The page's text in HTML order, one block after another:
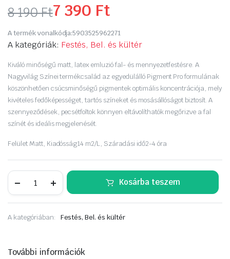
8 190Ft
Original
price
was:
8
190 Ft.
7 390 Ft
Current
price
is:
7
390 Ft.
A termék vonalkódja:5903525962271
A kategóriák: Festés, Bel. és kültér
Kiváló minőségű matt, latex emluzió fal- és mennyezetfestésre. A
Nagyvilág Színei termékcsalád az egyedülálló Pigment Pro formulának
köszönhetően csúcsminőségű pigmentek optimális koncentrációja, mely
kivételes fedőképességet, tartós színeket és mosásállóságot biztosít. A
szennyeződések, pecsétfoltok könnyen eltávolíthatók megőrizve a fal
színét és ideális megjelenését.
Felület Matt, Kiadósság14 m2/L, Száradási idő2-4 óra
színei
Libbenő
Kosárba teszem
A kategóriában: Festés, Bel. és kültér
További információk